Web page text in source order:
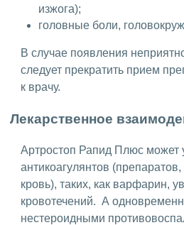
изжога);
головные боли,
В случае появления
следует прекратить прием
к врачу.
Лекарственное
Артростоп Рапид Плюс может
антикоагулянтов
кровь), таких, как варфарин,
кровотечений. А
нестероидными